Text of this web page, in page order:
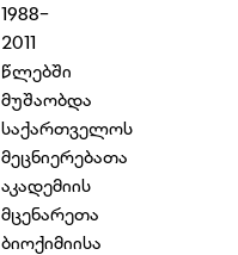
1988-
2011
წლებში
მუშაობდა
საქართველოს
მეცნიერებათა
აკადემიის
მცენარეთა
ბიოქიმიისა